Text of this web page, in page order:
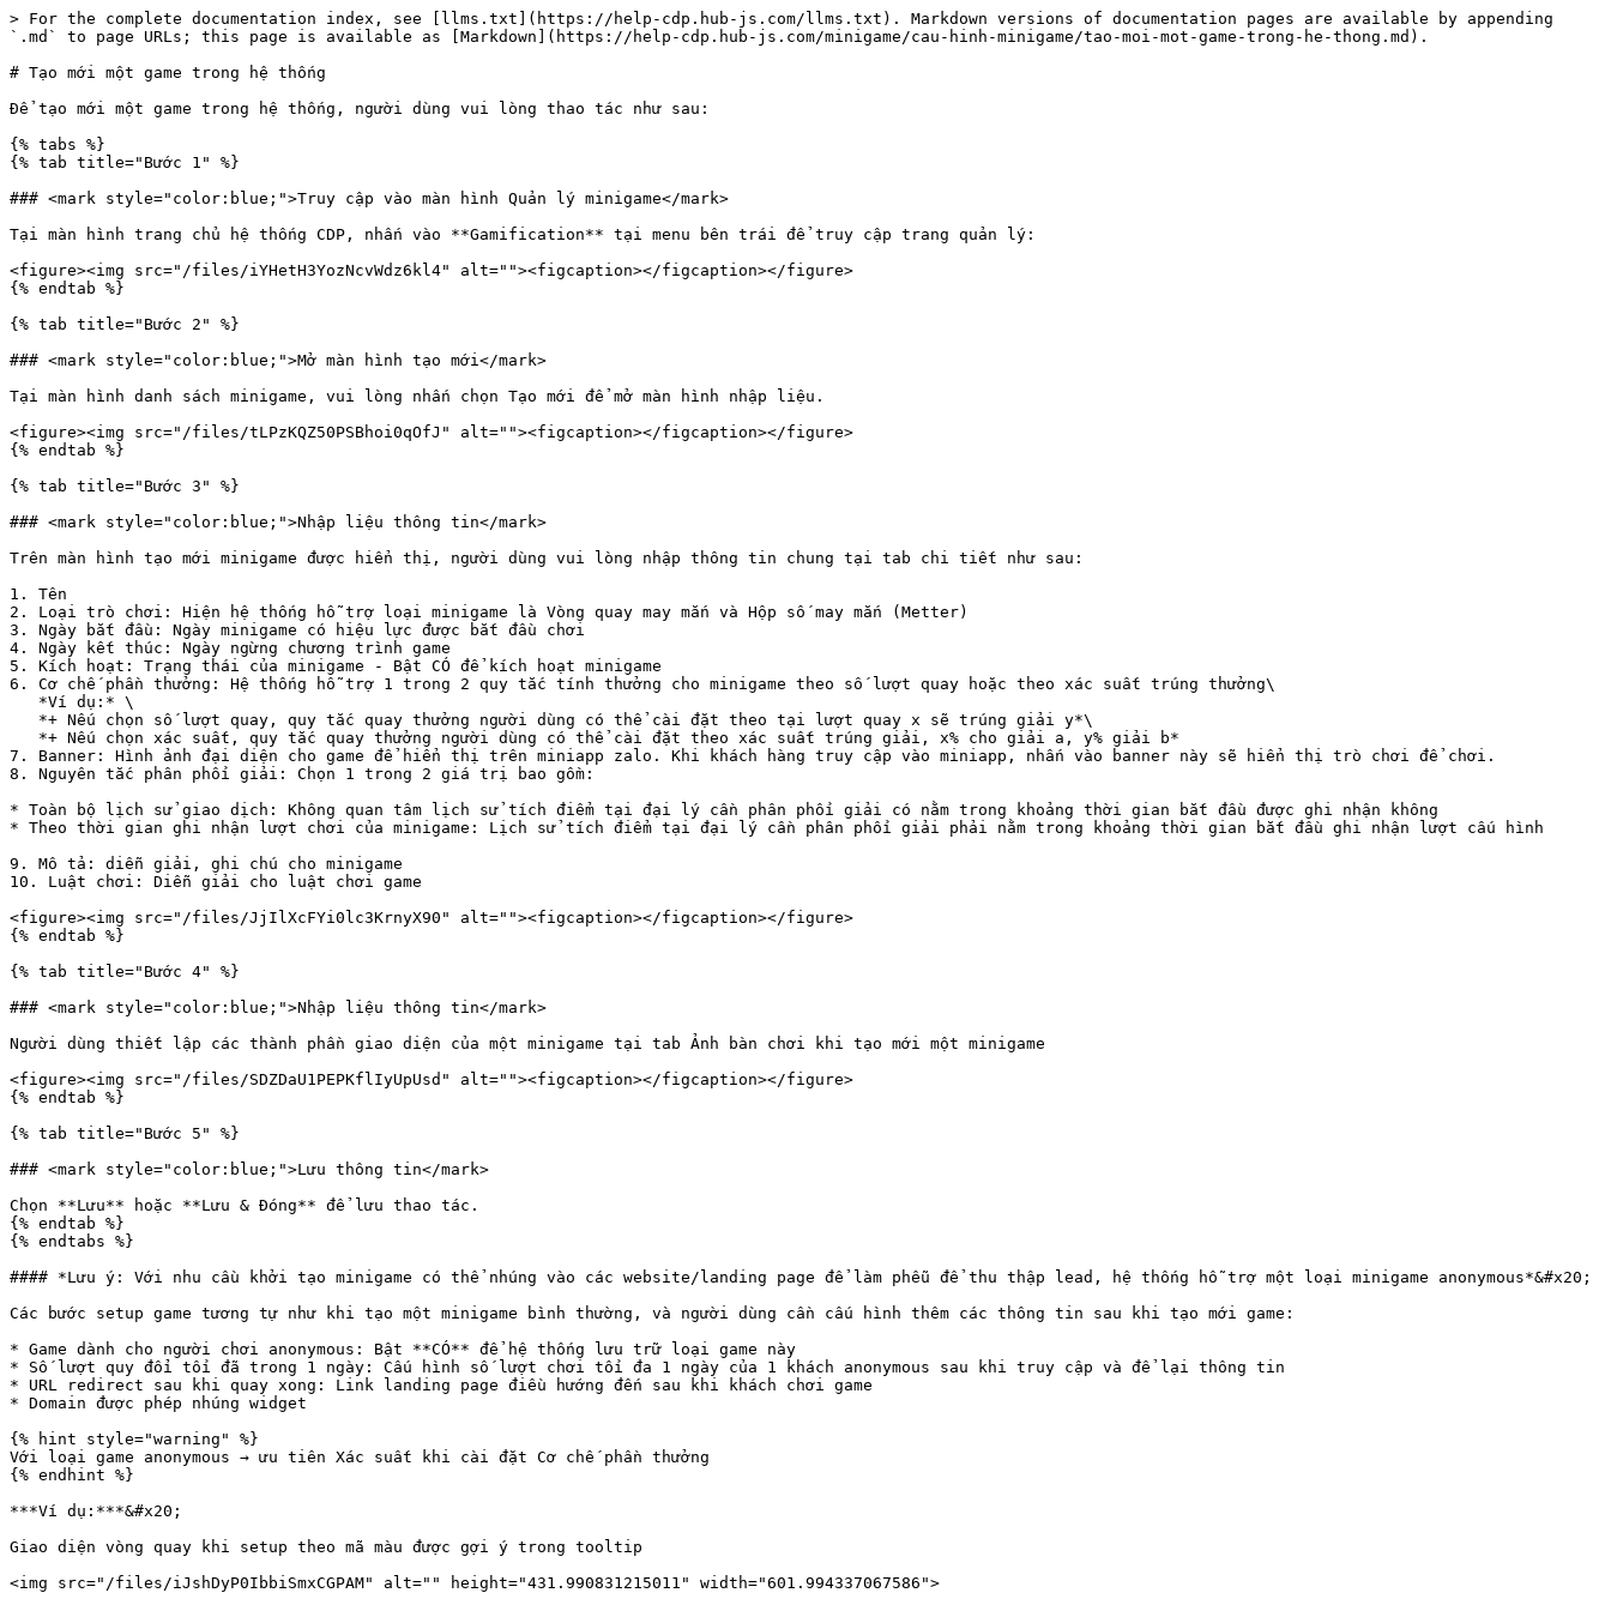
> For the complete documentation index, see [llms.txt](https://help-cdp.hub-js.com/llms.txt). Markdown versions of documentation pages are available by appending
`.md` to page URLs; this page is available as [Markdown](https://help-cdp.hub-js.com/minigame/cau-hinh-minigame/tao-moi-mot-game-trong-he-thong.md).
# Tạo mới một game trong hệ thống
Để tạo mới một game trong hệ thống, người dùng vui lòng thao tác như sau:
{% tabs %}
{% tab title="Bước 1" %}
### <mark style="color:blue;">Truy cập vào màn hình Quản lý minigame</mark>
Tại màn hình trang chủ hệ thống CDP, nhấn vào **Gamification** tại menu bên trái để truy cập trang quản lý:
<figure><img src="/files/iYHetH3YozNcvWdz6kl4" alt=""><figcaption></figcaption></figure>
{% endtab %}
{% tab title="Bước 2" %}
### <mark style="color:blue;">Mở màn hình tạo mới</mark>
Tại màn hình danh sách minigame, vui lòng nhấn chọn Tạo mới để mở màn hình nhập liệu.
<figure><img src="/files/tLPzKQZ50PSBhoi0qOfJ" alt=""><figcaption></figcaption></figure>
{% endtab %}
{% tab title="Bước 3" %}
### <mark style="color:blue;">Nhập liệu thông tin</mark>
Trên màn hình tạo mới minigame được hiển thị, người dùng vui lòng nhập thông tin chung tại tab chi tiết như sau:
1. Tên
2. Loại trò chơi: Hiện hệ thống hỗ trợ loại minigame là Vòng quay may mắn và Hộp số may mắn (Metter)
3. Ngày bắt đầu: Ngày minigame có hiệu lực được bắt đầu chơi
4. Ngày kết thúc: Ngày ngừng chương trình game
5. Kích hoạt: Trạng thái của minigame - Bật CÓ để kích hoạt minigame
6. Cơ chế phần thưởng: Hệ thống hỗ trợ 1 trong 2 quy tắc tính thưởng cho minigame theo số lượt quay hoặc theo xác suất trúng thưởng\
7. Banner: Hình ảnh đại diện cho game để hiển thị trên miniapp zalo. Khi khách hàng truy cập vào miniapp, nhấn vào banner này sẽ hiển thị trò chơi để chơi.
8. Nguyên tắc phân phối giải: Chọn 1 trong 2 giá trị bao gồm:
* Toàn bộ lịch sử giao dịch: Không quan tâm lịch sử tích điểm tại đại lý cần phân phối giải có nằm trong khoảng thời gian bắt đầu được ghi nhận không
* Theo thời gian ghi nhận lượt chơi của minigame: Lịch sử tích điểm tại đại lý cần phân phối giải phải nằm trong khoảng thời gian bắt đầu ghi nhận lượt cấu hình
9. Mô tả: diễn giải, ghi chú cho minigame
10. Luật chơi: Diễn giải cho luật chơi game
<figure><img src="/files/JjIlXcFYi0lc3KrnyX90" alt=""><figcaption></figcaption></figure>
{% endtab %}
{% tab title="Bước 4" %}
### <mark style="color:blue;">Nhập liệu thông tin</mark>
Người dùng thiết lập các thành phần giao diện của một minigame tại tab Ảnh bàn chơi khi tạo mới một minigame
<figure><img src="/files/SDZDaU1PEPKflIyUpUsd" alt=""><figcaption></figcaption></figure>
{% endtab %}
{% tab title="Bước 5" %}
### <mark style="color:blue;">Lưu thông tin</mark>
Chọn **Lưu** hoặc **Lưu & Đóng** để lưu thao tác.
{% endtab %}
{% endtabs %}
#### *Lưu ý: Với nhu cầu khởi tạo minigame có thể nhúng vào các website/landing page để làm phễu để thu thập lead, hệ thống hỗ trợ một loại minigame anonymous*&#x20;
Các bước setup game tương tự như khi tạo một minigame bình thường, và người dùng cần cấu hình thêm các thông tin sau khi tạo mới game:
* Game dành cho người chơi anonymous: Bật **CÓ** để hệ thống lưu trữ loại game này
* Số lượt quy đổi tối đã trong 1 ngày: Cấu hình số lượt chơi tối đa 1 ngày của 1 khách anonymous sau khi truy cập và để lại thông tin
* URL redirect sau khi quay xong: Link landing page điều hướng đến sau khi khách chơi game
* Domain được phép nhúng widget
{% hint style="warning" %}
Với loại game anonymous → ưu tiên Xác suất khi cài đặt Cơ chế phần thưởng
{% endhint %}
***Ví dụ:***&#x20;
Giao diện vòng quay khi setup theo mã màu được gợi ý trong tooltip
<img src="/files/iJshDyP0IbbiSmxCGPAM" alt="" height="431.990831215011" width="601.994337067586">